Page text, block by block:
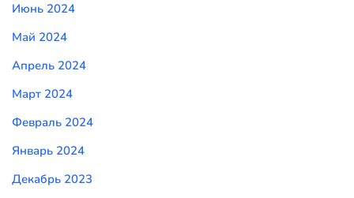
Июнь 2024
Май 2024
Апрель 2024
Март 2024
Февраль 2024
Январь 2024
Декабрь 2023